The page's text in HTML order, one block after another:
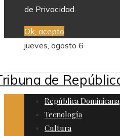
de Privacidad.
Ok, acepto
jueves, agosto 6
República Dominicana
Tecnología
Cultura